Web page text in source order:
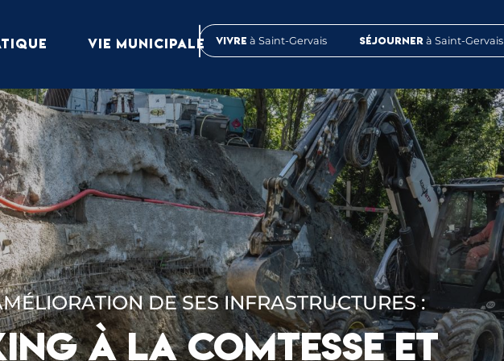
Vivre à Saint-Gervais Séjourner à Saint-Gervais
VIE MUNICIPALE
DE SES INFRASTRUCTURES :
À LA COMTESSE ET